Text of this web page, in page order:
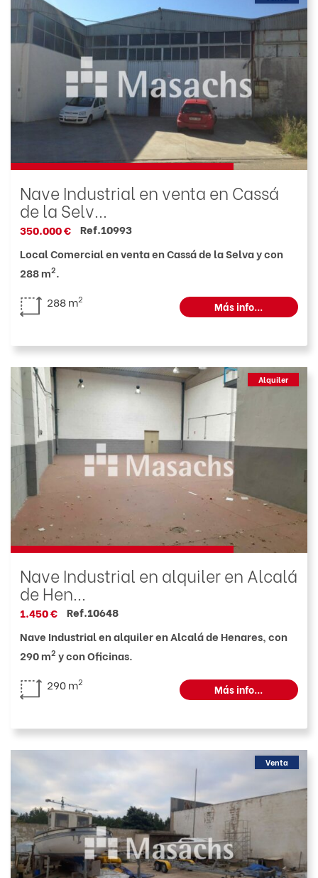
Nave Industrial en venta en Cassá
de la Selv...
Ref.10993
350.000 €
Local Comercial en venta en Cassá de la Selva y con
288 m2.
288 m2 Más info...
Alquiler
Nave Industrial en alquiler en Alcalá
de Hen...
Ref.10648
1.450 €
Nave Industrial en alquiler en Alcalá de Henares, con
290 m2 y con Oficinas.
290 m2 Más info...
Venta